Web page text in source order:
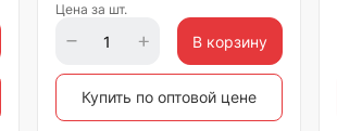
Цена за шт.
В корзину
Купить по оптовой цене